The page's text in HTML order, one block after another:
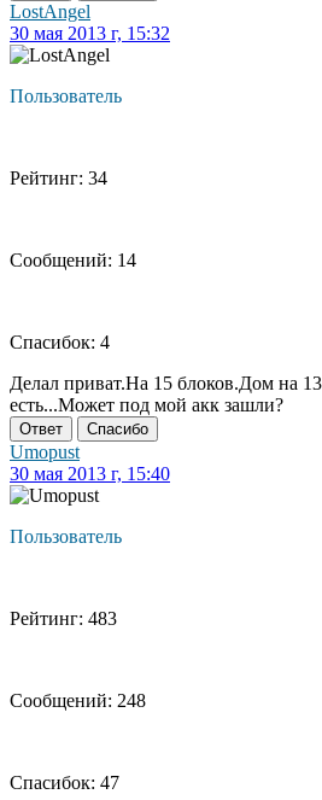
LostAngel
30 мая 2013 г, 15:32
Пользователь
Рейтинг: 34
Сообщений: 14
Спасибок: 4
Делал приват.На 15 блоков.Дом на
есть...Может под мой акк зашли?
Ответ Спасибо
Umopust
30 мая 2013 г, 15:40
Пользователь
Рейтинг: 483
Сообщений: 248
Спасибок: 47